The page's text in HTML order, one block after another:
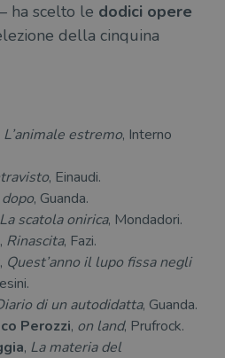
– ha scelto le dodici opere
della cinquina
L’animale estremo, Interno
, Einaudi.
, Guanda.
La scatola onirica, Mondadori.
, Rinascita, Fazi.
, Quest’anno il lupo fissa negli
di un autodidatta, Guanda.
Perozzi, on land, Prufrock.
, La materia del